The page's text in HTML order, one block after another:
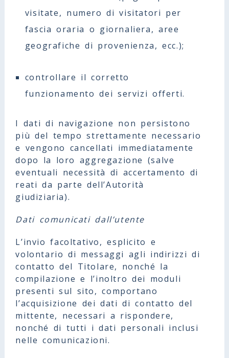
visitate, numero di visitatori per
fascia oraria o giornaliera, aree
geografiche di provenienza, ecc.);
controllare il corretto
funzionamento dei servizi offerti.
I dati di navigazione non persistono
più del tempo strettamente necessario
e vengono cancellati immediatamente
dopo la loro aggregazione (salve
eventuali necessità di accertamento di
reati da parte dell’Autorità
giudiziaria).
Dati comunicati dall’utente
L’invio facoltativo, esplicito e
volontario di messaggi agli indirizzi di
contatto del Titolare, nonché la
compilazione e l’inoltro dei moduli
presenti sul sito, comportano
l’acquisizione dei dati di contatto del
mittente, necessari a rispondere,
nonché di tutti i dati personali inclusi
nelle comunicazioni.